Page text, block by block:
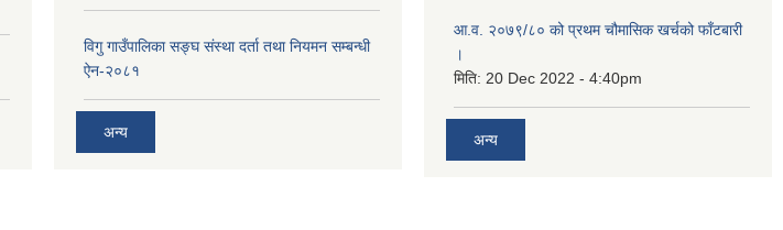
विगु गाउँपालिका सङ्घ संस्था दर्ता तथा नियमन सम्बन्धी
ऐन-२०८१
अन्य
आ.व. २०७९/८० को प्रथम चौमासिक खर्चको फाँटबारी
।
मिति: 20 Dec 2022 - 4:40pm
अन्य